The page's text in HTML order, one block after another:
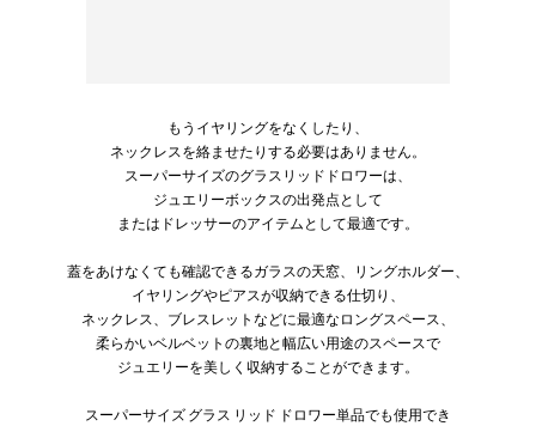
もうイヤリングをなくしたり、
ネックレスを絡ませたりする必要はありません。
スーパーサイズのグラスリッドドロワーは、
ジュエリーボックスの出発点として
またはドレッサーのアイテムとして最適です。
蓋をあけなくても確認できるガラスの天窓、リングホルダー、
イヤリングやピアスが収納できる仕切り、
ネックレス、ブレスレットなどに最適なロングスペース、
柔らかいベルベットの裏地と幅広い用途のスペースで
ジュエリーを美しく収納することができます。
スーパーサイズ グラス リッド ドロワー単品でも使用でき